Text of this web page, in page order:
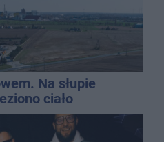
Na słupie
ciało